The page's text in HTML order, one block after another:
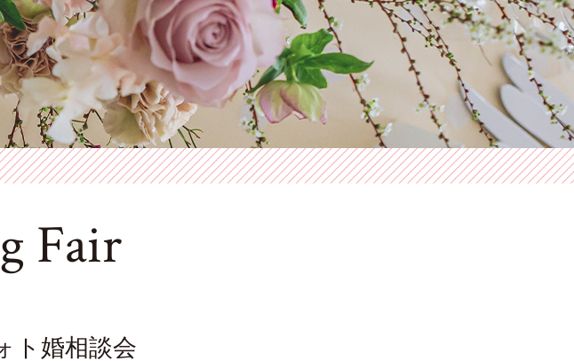
Fair
ト婚相談会